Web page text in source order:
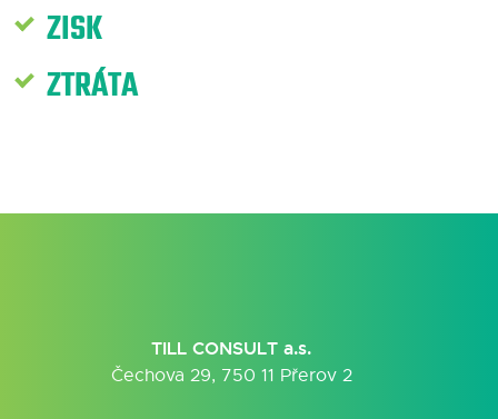
ZISK
ZTRÁTA
TILL CONSULT a.s.
Čechova 29, 750 11 Přerov 2